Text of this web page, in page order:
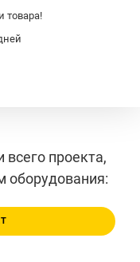
товара!
всего проекта,
оборудования: